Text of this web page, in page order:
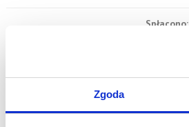
Zgoda
Spłacono:
Data wystawienia: